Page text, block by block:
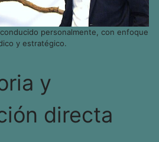
personalmente, con enfoque
y estratégico.
y
directa